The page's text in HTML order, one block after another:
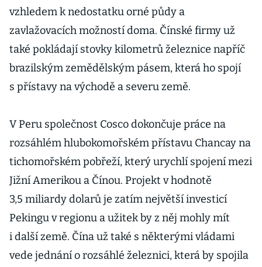
vzhledem k nedostatku orné půdy a
zavlažovacích možností doma. Čínské firmy už
také pokládají stovky kilometrů železnice napříč
brazilským zemědělským pásem, která ho spojí
s přístavy na východě a severu země.
V Peru společnost Cosco dokončuje práce na
rozsáhlém hlubokomořském přístavu Chancay na
tichomořském pobřeží, který urychlí spojení mezi
Jižní Amerikou a Čínou. Projekt v hodnotě
3,5 miliardy dolarů je zatím největší investicí
Pekingu v regionu a užitek by z něj mohly mít
i další země. Čína už také s některými vládami
vede jednání o rozsáhlé železnici, která by spojila